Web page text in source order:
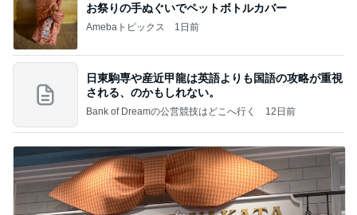
お祭りの手ぬぐいでペットボトルカバー
Amebaトピックス 1日前
日東駒専や産近甲龍は英語よりも国語の攻略が重視
される、のかもしれない。
Bank of Dreamの公営競技はどこへ行く 12日前